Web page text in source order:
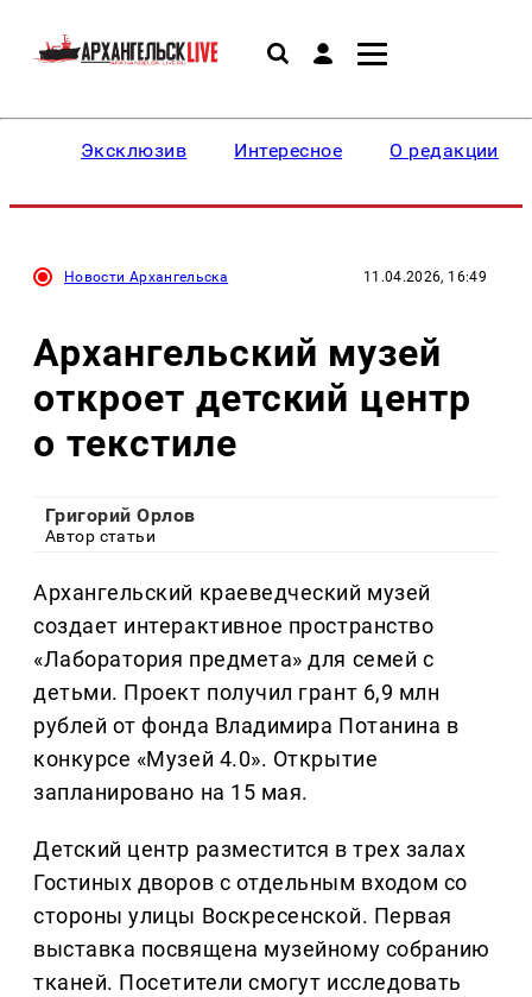
Эксклюзив Интересное О редакции
Новости Архангельска 11.04.2026, 16:49
Архангельский музей
откроет детский центр
о текстиле
Григорий Орлов
Автор статьи
Архангельский краеведческий музей
создает интерактивное пространство
«Лаборатория предмета» для семей с
детьми. Проект получил грант 6,9 млн
рублей от фонда Владимира Потанина в
конкурсе «Музей 4.0». Открытие
запланировано на 15 мая.
Детский центр разместится в трех залах
Гостиных дворов с отдельным входом со
стороны улицы Воскресенской. Первая
выставка посвящена музейному собранию
тканей. Посетители смогут исследовать